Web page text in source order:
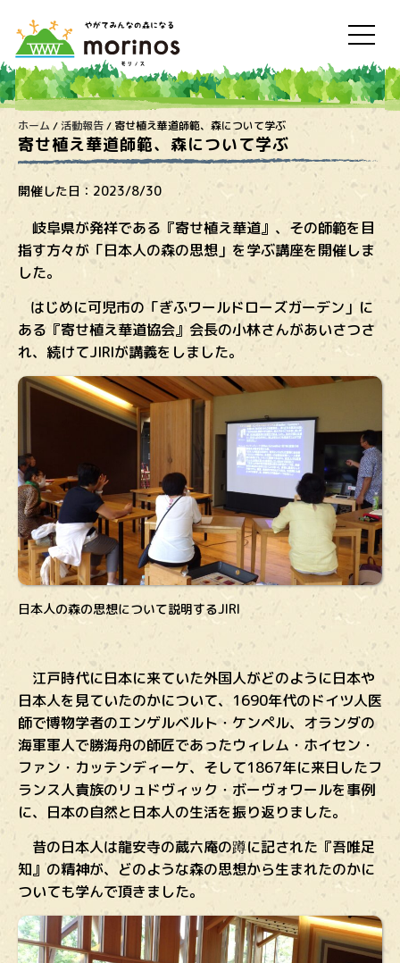
ホーム /活動報告/ 寄せ植え華道師範、森について学ぶ
寄せ植え華道師範、森について学ぶ
開催した日： 2023/8/30
岐阜県が発祥である『寄せ植え華道』、その師範を目
指す方々が「日本人の森の思想」を学ぶ講座を開催しま
した。
はじめに可児市の「ぎふワールドローズガーデン」に
ある『寄せ植え華道協会』会長の小林さんがあいさつさ
れ、続けてJIRIが講義をしました。
日本人の森の思想について説明するJIRI
江戸時代に日本に来ていた外国人がどのように日本や
日本人を見ていたのかについて、1690年代のドイツ人医
師で博物学者のエンゲルベルト・ケンペル、オランダの
海軍軍人で勝海舟の師匠であったウィレム・ホイセン・
ファン・カッテンディーケ、そして1867年に来日したフ
ランス人貴族のリュドヴィック・ボーヴォワールを事例
に、日本の自然と日本人の生活を振り返りました。
昔の日本人は龍安寺の蔵六庵の蹲に記された『吾唯足
知』の精神が、どのような森の思想から生まれたのかに
ついても学んで頂きました。